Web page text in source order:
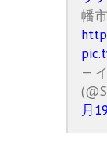
幡
—
月